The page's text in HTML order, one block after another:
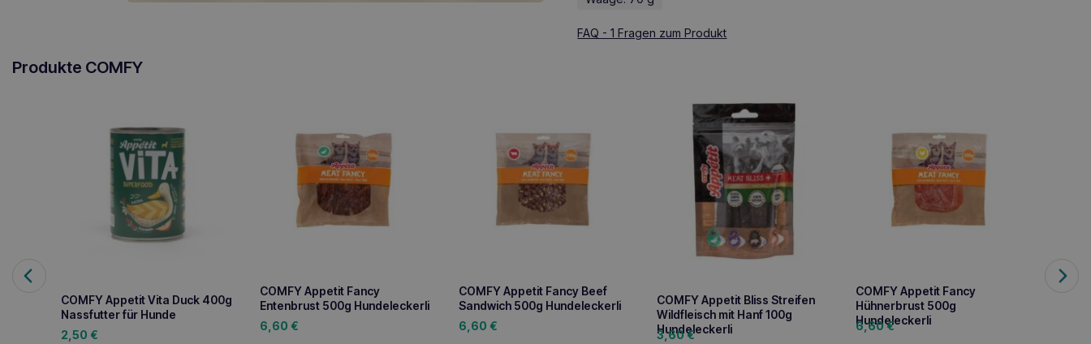
FAQ - 1 Fragen zum Produkt
Produkte COMFY
COMFY Appetit Vita Duck 400g
Nassfutter für Hunde
2,50 €
COMFY Appetit Fancy
Entenbrust 500g Hundeleckerli
6,60 €
COMFY Appetit Fancy Beef
Sandwich 500g Hundeleckerli
6,60 €
COMFY Appetit Bliss Streifen
Wildfleisch mit Hanf 100g
Hundeleckerli
3,60€
COMFY Appetit Fancy
Hühnerbrust 500g
Hundeleckerli
6,60€